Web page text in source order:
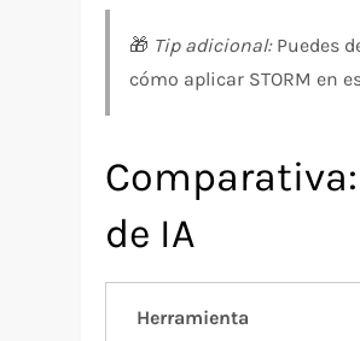
🎁 Tip adicional:Puedes
cómo aplicar STORM en
de IA
Herramienta